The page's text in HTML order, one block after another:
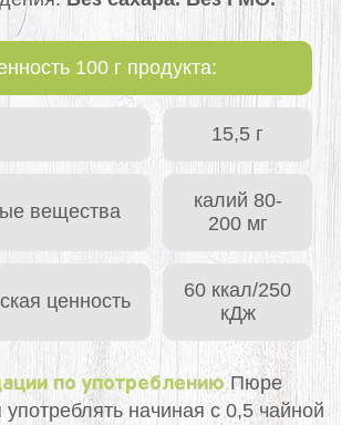
100 г продукта:
15,5 г
вещества
калий 80-
200 мг
ценность
60 ккал/250
кДж
по употреблению Пюре
употреблять начиная с 0,5 чайной